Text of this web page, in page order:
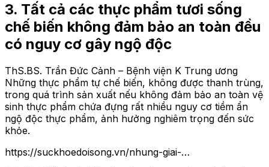
3. Tất cả các thực phẩm tươi sống
chế biến không đảm bảo an toàn đều
có nguy cơ gây ngộ độc
ThS.BS. Trần Đức Cảnh – Bệnh viện K Trung ương
Những thực phẩm tự chế biến, không được thanh trùng,
trong quá trình sản xuất nếu không đảm bảo an toàn vệ
sinh thực phẩm chứa đựng rất nhiều nguy cơ tiềm ẩn
ngộ độc thực phẩm, ảnh hưởng nghiêm trọng đến sức
khỏe.
https://suckhoedoisong.vn/nhung-giai-…